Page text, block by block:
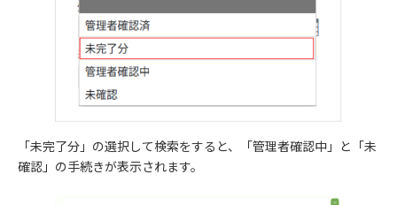
「未完了分」の選択して検索をすると、「管理者確認中」と「未
確認」の手続きが表示されます。